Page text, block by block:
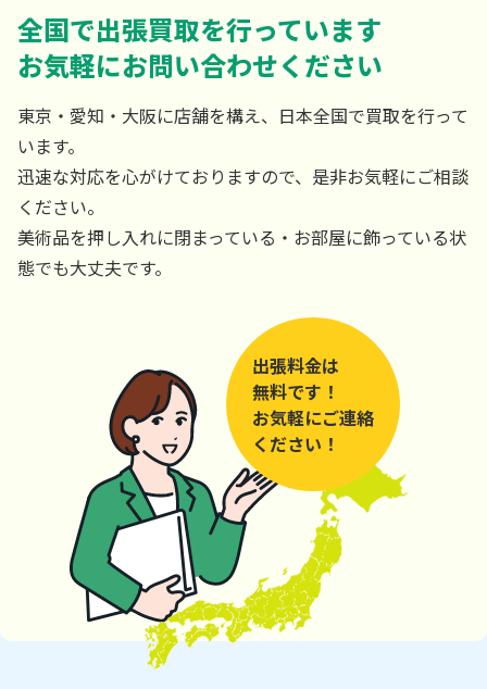
全国で出張買取を行っています
お気軽にお問い合わせください
東京・愛知・大阪に店舗を構え、日本全国で買取を行って
います。
迅速な対応を心がけておりますので、是非お気軽にご相談
ください。
美術品を押し入れに閉まっている・お部屋に飾っている状
態でも大丈夫です。
出張料金は
無料です！
お気軽にご連絡
ください！